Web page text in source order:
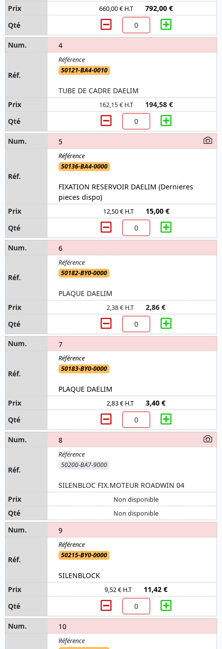
660,00 € H.T 792,00 €
4
50121-BA4-0010
TUBE DE CADRE DAELIM
162,15 € H.T 194,58 €
5
50136-BA4-0000
FIXATION RESERVOIR DAELIM (Dernieres
pieces dispo)
12,50 € H.T 15,00 €
6
50182-BY0-0000
PLAQUE DAELIM
2,38 € H.T 2,86 €
7
50183-BY0-0000
PLAQUE DAELIM
2,83 € H.T 3,40 €
8
50200-BA7-9000
SILENBLOC FIX.MOTEUR ROADWIN 04
Non disponible
Non disponible
9
50215-BY0-0000
SILENBLOCK
9,52 € H.T 11,42 €
10